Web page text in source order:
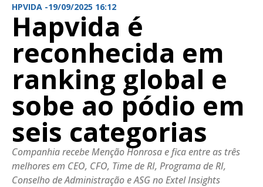
HPVIDA -19/09/2025 16:12
Hapvida é
reconhecida em
ranking global e
sobe ao pódio em
seis categorias
Companhia recebe Menção Honrosa e fica entre as três
melhores em CEO, CFO, Time de RI, Programa de RI,
Conselho de Administração e ASG no Extel Insights